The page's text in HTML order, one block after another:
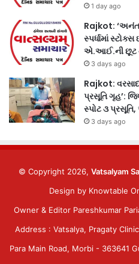
1 day ago
Rajkot: ‘અનંત
સ્પર્ધામાં
એ.આઈ.ની છૂટ
3 days ago
Rajkot:
પ્રસૂતિ ગૃહ’:
સ્પોટ ૩
3 days ago
© Copyright 2026, Vatsalyam
Design by Knowtable
Owner & Editor Pareshkumar
Address : Vatsalya, Pragaty
Para Main Road, Morbi - 363641